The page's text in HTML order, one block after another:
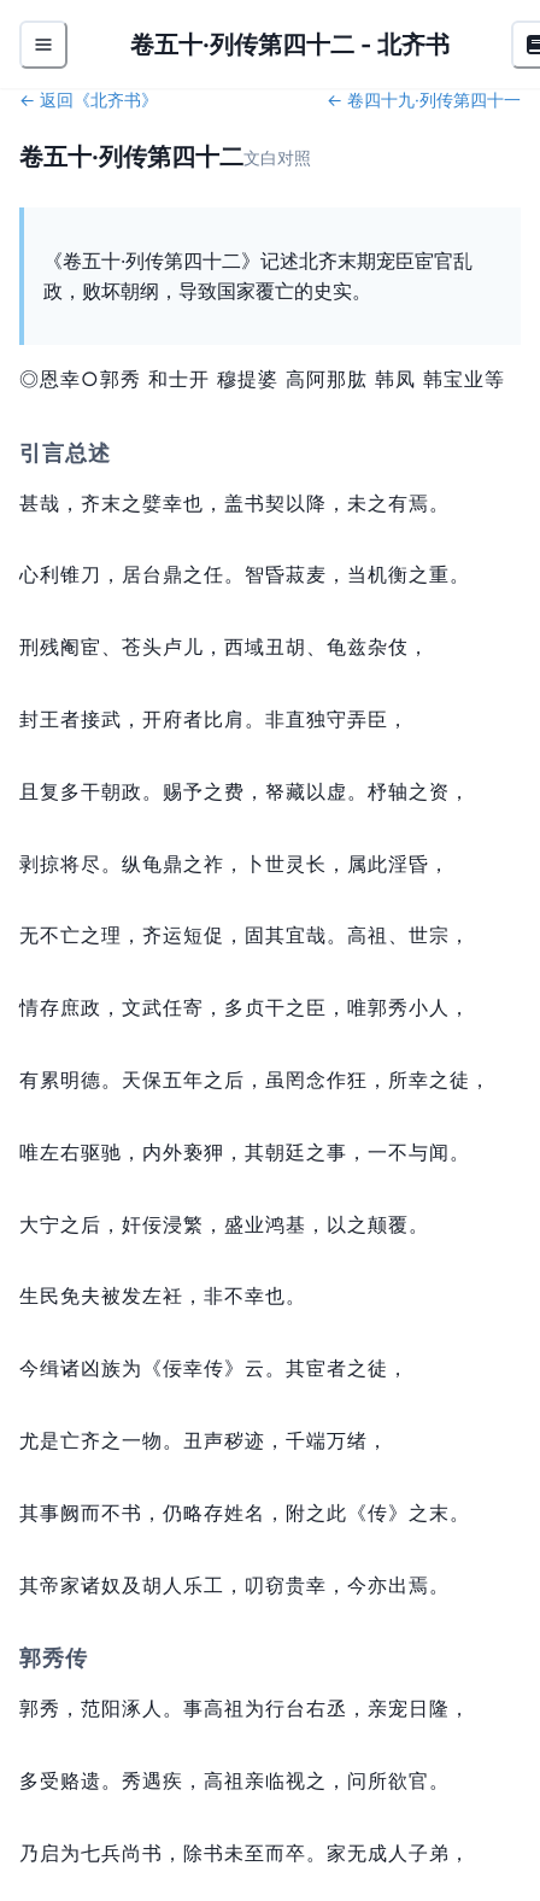
卷五十·列传第四十二- 北齐书
← 返回《北齐书》 ← 卷四十九·列传第四十一
卷五十·列传第四十二文白对照
《卷五十·列传第四十二》记述北齐末期宠臣宦官乱
政，败坏朝纲，导致国家覆亡的史实。
◎恩幸○郭秀 和士开 穆提婆 高阿那肱 韩凤 韩宝业等
引言总述
甚哉， 齐末之嬖幸也， 盖书契以降， 未之有焉。
心利锥刀， 居台鼎之任。 智昏菽麦， 当机衡之重。
刑残阉宦、苍头卢儿， 西域丑胡、龟兹杂伎，
封王者接武， 开府者比肩。 非直独守弄臣，
且复多干朝政。 赐予之费， 帑藏以虚。 杼轴之资，
剥掠将尽。 纵龟鼎之祚， 卜世灵长， 属此淫昏，
无不亡之理， 齐运短促， 固其宜哉。 高祖、世宗，
情存庶政， 文武任寄， 多贞干之臣， 唯郭秀小人，
有累明德。 天保五年之后， 虽罔念作狂， 所幸之徒，
唯左右驱驰， 内外亵狎， 其朝廷之事， 一不与闻。
大宁之后， 奸佞浸繁， 盛业鸿基， 以之颠覆。
生民免夫被发左衽， 非不幸也。
今缉诸凶族为《佞幸传》云。 其宦者之徒，
尤是亡齐之一物。 丑声秽迹， 千端万绪，
其事阙而不书， 仍略存姓名， 附之此《传》之末。
其帝家诸奴及胡人乐工， 叨窃贵幸， 今亦出焉。
郭秀传
郭秀， 范阳涿人。 事高祖为行台右丞， 亲宠日隆，
多受赂遗。 秀遇疾， 高祖亲临视之， 问所欲官。
乃启为七兵尚书， 除书未至而卒。 家无成人子弟，